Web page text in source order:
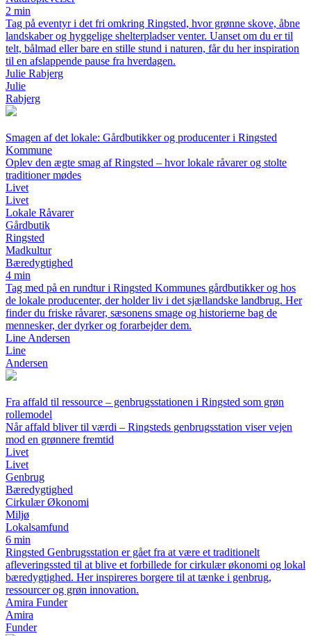
2 min
Tag på eventyr i det fri omkring Ringsted, hvor grønne skove, åbne
landskaber og hyggelige shelterpladser venter. Uanset om du er til
telt, bålmad eller bare en stille stund i naturen, får du her inspiration
til en afslappende pause fra hverdagen.
Julie Rabjerg
Julie
Rabjerg
Smagen af det lokale: Gårdbutikker og producenter i Ringsted
Kommune
Oplev den ægte smag af Ringsted – hvor lokale råvarer og stolte
traditioner mødes
Livet
Livet
Lokale Råvarer
Gårdbutik
Ringsted
Madkultur
Bæredygtighed
4 min
Tag med på en rundtur i Ringsted Kommunes gårdbutikker og hos
de lokale producenter, der holder liv i det sjællandske landbrug. Her
finder du friske råvarer, sæsonens smage og historierne bag de
mennesker, der dyrker og forarbejder dem.
Line Andersen
Line
Andersen
Fra affald til ressource – genbrugsstationen i Ringsted som grøn
rollemodel
Når affald bliver til værdi – Ringsteds genbrugsstation viser vejen
mod en grønnere fremtid
Livet
Livet
Genbrug
Bæredygtighed
Cirkulær Økonomi
Miljø
Lokalsamfund
6 min
Ringsted Genbrugsstation er gået fra at være et traditionelt
afleveringssted til at blive et forbillede for cirkulær økonomi og lokal
bæredygtighed. Her inspireres borgere til at tænke i genbrug,
ressourcer og grøn innovation.
Amira Funder
Amira
Funder